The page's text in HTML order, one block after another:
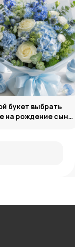
букет выбрать
на рождение сына: